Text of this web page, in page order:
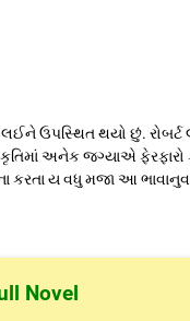
લઈને ઉપસ્થિત થયો છું.
અનેક જગ્યાએ
કરતા ય વધુ મજા આ
Novel